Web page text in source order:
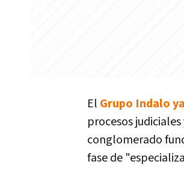
El Grupo Indalo
procesos
conglomerado
fase de